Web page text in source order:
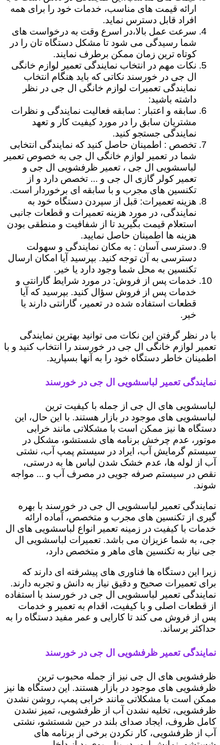
ارائه قیمت های مناسب، خدمات خود را برای همه
افراد قابل دسترس نماید.
سرعت عمل بالا،در اسرع وقت به درخواست های
شما رسیدگی می شود تا مشکل دستگاه تان را در
کوتاه ترین زمان ممکن برطرف نمایند.
نکات مهم در انتخاب نمایندگی تعمیر لوازم خانگی
ال جی در خورسند نکاتی که باید هنگام انتخاب
نمایندگی تعمیرات لوازم خانگی ال جی در نظر
داشته باشید:
سابقه و اعتبار : سابقه فعالیت نمایندگی و نظرات
مشتریان سابق را در مورد کیفیت کار و تعهد
نمایندگی جستجو کنید.
تخصص : اطمینان حاصل کنید که نمایندگی انتخابی
شما در تعمیر لوازم خانگی ال جی به خصوص تعمیر
لباسشویی ال جی ، تعمیر ظرفشویی ال جی و
تعمیر کولر گازی ال جی و ... تخصص دارد و از
تکنسین های مجرب و با سابقه ای برخوردار است.
هزینه تعمیرات: قبل از سپردن دستگاه خود به
نمایندگی، در مورد هزینه تعمیرات و قطعات جانبی
استعلام قیمت بگیرید تا از شفافیت و منطقی بودن
هزینه ها اطمینان حاصل نمایید.
دسترسی آسان : به مکان نمایندگی و سهولت
دسترسی به آن توجه کنید. بپرسید آیا امکان ارسال
تکنسین به محل شما وجود دارد یا خیر.
خدمات پس از فروش: در مورد شرایط گارانتی و
خدمات پس از فروش سؤال کنید. بپرسید که آیا
قطعات استفاده شده در تعمیر، گارانتی دارند یا
خیر.
با در نظر گرفتن این نکات می توانید بهترین نمایندگی
تعمیر لوازم خانگی ال جی در خورسند را انتخاب کنید و با
اطمینان خاطر دستگاه خود را به آنها بسپارید.
نمایندگی تعمیر لباسشویی ال جی در خورسند
لباسشویی های ال جی از جمله با کیفیت ترین
لباسشویی های موجود در بازار هستند. با این حال، این
دستگاه ها نیز ممکن است با مشکلاتی مانند خرابی
موتور، عدم چرخش برنامه های شستشو، مشکل در
سیستم گرمایش آب، ایراد در سیستم پمپ آب، نشتی
آب از لوله ها، عدم خشک شدن لباس ها به درستی،
نقص در سیستم صرفه جویی در مصرف آب و ... مواجه
شوند.
نمایندگی تعمیر لباسشویی ال جی در خورسند با بهره
گیری از تکنسین های مجرب و متخصص، آماده ارائه
خدمات با کیفیت در زمینه تعمیر انواع لباسشویی های ال
جی، به شما عزیزان می باشد. تعمیرات لباسشویی ال
جی نیاز به تکنسین های ماهر و متخصص دارد،
زیرا این دستگاه ها فناوری های پیشرفته ای دارند که
برای تعمیرات صحیح و دقیق نیاز به دانش و تجربه دارند.
نمایندگی تعمیر لباسشویی ال جی در خورسند با استفاده
از قطعات اصلی و با کیفیت، اقدام به تعمیر و خدمات
پس از فروش می کند تا کارایی و عمر مفید دستگاه را به
حداکثر برساند.
نمایندگی تعمیر ظرفشویی ال جی در خورسند
ظرفشویی های ال جی نیز از جمله محبوب ترین
ظرفشویی های موجود در بازار هستند. این دستگاه ها نیز
ممکن است با مشکلاتی مانند خرابی پمپ، روشن نشدن
ظرفشویی، تخلیه نشدن آب از ظرفشویی، تمیز نشدن
کامل ظروف، ایجاد صدای بلند در حین شستشو، نشتی
آب از ظرفشویی، کار نکردن برخی از برنامه های